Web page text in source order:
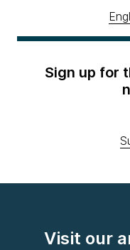
Sign up for
Visit our